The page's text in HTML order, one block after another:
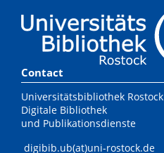
Contact
Universitätsbibliothek Rostock
Digitale Bibliothek
und Publikationsdienste
digibib.ub(at)uni-rostock.de